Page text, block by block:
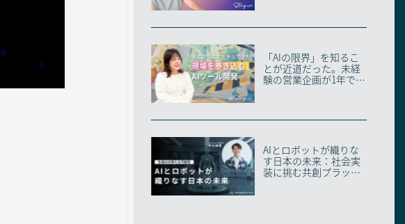
「AIの限界」を知るこ
とが近道だった。未経
験の営業企画が1年で複
AIとロボットが織りな
す日本の未来：社会実
装に挑む共創プラット